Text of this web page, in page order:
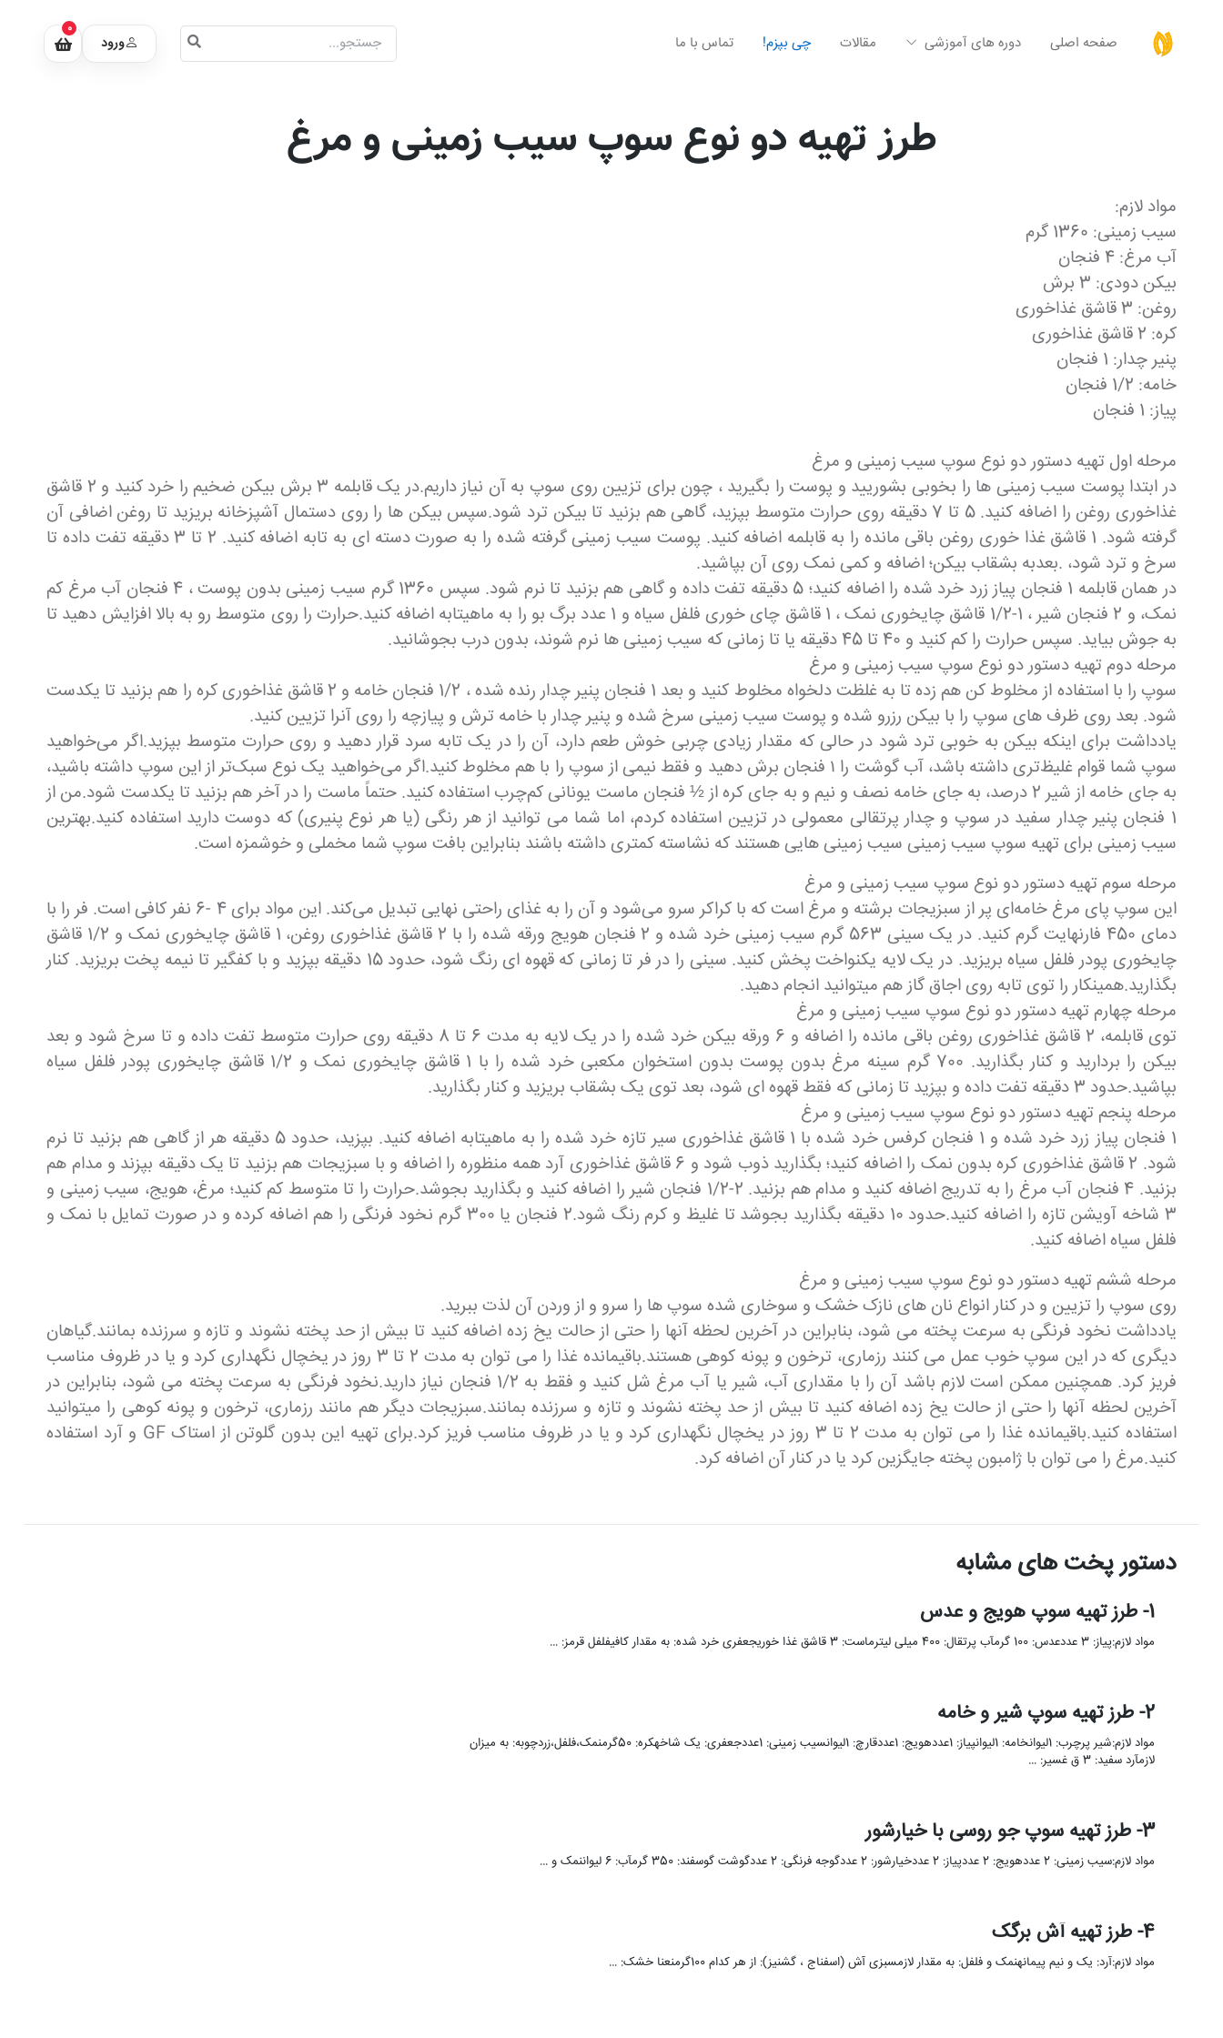
صفحه اصلی دوره های آموزشی مقالات چی بپزم! تماس با ما ورود
0
طرز تهیه دو نوع سوپ سیب زمینی و مرغ
مواد لازم:
سیب زمینی: 1360 گرم
آب مرغ: 4 فنجان
بیکن دودی: 3 برش
روغن: 3 قاشق غذاخوری
کره: 2 قاشق غذاخوری
پنیر چدار: 1 فنجان
خامه: 1/2 فنجان
پیاز: 1 فنجان
مرحله اول تهیه دستور دو نوع سوپ سیب زمینی و مرغ
در ابتدا پوست سیب زمینی ها را بخوبی بشوریید و پوست را بگیرید ، چون برای تزیین روی سوپ به آن نیاز داریم.در یک قابلمه 3 برش بیکن ضخیم را خرد کنید و 2 قاشق
غذاخوری روغن را اضافه کنید. 5 تا 7 دقیقه روی حرارت متوسط بپزید، گاهی هم بزنید تا بیکن ترد شود.سپس بیکن ها را روی دستمال آشپزخانه بریزید تا روغن اضافی آن
گرفته شود. 1 قاشق غذا خوری روغن باقی مانده را به قابلمه اضافه کنید. پوست سیب زمینی گرفته شده را به صورت دسته ای به تابه اضافه کنید. 2 تا 3 دقیقه تفت داده تا
سرخ و ترد شود، .بعدبه بشقاب بیکن؛ اضافه و کمی نمک روی آن بپاشید.
در همان قابلمه 1 فنجان پیاز زرد خرد شده را اضافه کنید؛ 5 دقیقه تفت داده و گاهی هم بزنید تا نرم شود. سپس 1360 گرم سیب زمینی بدون پوست ، 4 فنجان آب مرغ کم
نمک، و 2 فنجان شیر ، 1-1/2 قاشق چایخوری نمک ، 1 قاشق چای خوری فلفل سیاه و 1 عدد برگ بو را به ماهیتابه اضافه کنید.حرارت را روی متوسط رو به بالا افزایش دهید تا
به جوش بیاید. سپس حرارت را کم کنید و 40 تا 45 دقیقه یا تا زمانی که سیب زمینی ها نرم شوند، بدون درب بجوشانید.
مرحله دوم تهیه دستور دو نوع سوپ سیب زمینی و مرغ
سوپ را با استفاده از مخلوط کن هم زده تا به غلظت دلخواه مخلوط کنید و بعد 1 فنجان پنیر چدار رنده شده ، 1/2 فنجان خامه و 2 قاشق غذاخوری کره را هم بزنید تا یکدست
شود. بعد روی ظرف های سوپ را با بیکن رزرو شده و پوست سیب زمینی سرخ شده و پنیر چدار با خامه ترش و پیازچه را روی آنرا تزیین کنید.
یادداشت برای اینکه بیکن به خوبی ترد شود در حالی که مقدار زیادی چربی خوش طعم دارد، آن را در یک تابه سرد قرار دهید و روی حرارت متوسط بپزید.اگر می‌خواهید
سوپ شما قوام غلیظ‌تری داشته باشد، آب گوشت را ۱ فنجان برش دهید و فقط نیمی از سوپ را با هم مخلوط کنید.اگر می‌خواهید یک نوع سبک‌تر از این سوپ داشته باشید،
به جای خامه از شیر 2 درصد، به جای خامه نصف و نیم و به جای کره از ½ فنجان ماست یونانی کم‌چرب استفاده کنید. حتماً ماست را در آخر هم بزنید تا یکدست شود.من از
1 فنجان پنیر چدار سفید در سوپ و چدار پرتقالی معمولی در تزیین استفاده کردم، اما شما می توانید از هر رنگی (یا هر نوع پنیری) که دوست دارید استفاده کنید.بهترین
سیب زمینی برای تهیه سوپ سیب زمینی سیب زمینی هایی هستند که نشاسته کمتری داشته باشند بنابراین بافت سوپ شما مخملی و خوشمزه است.
مرحله سوم تهیه دستور دو نوع سوپ سیب زمینی و مرغ
این سوپ پای مرغ خامه‌ای پر از سبزیجات برشته و مرغ است که با کراکر سرو می‌شود و آن را به غذای راحتی نهایی تبدیل می‌کند. این مواد برای 4 -6 نفر کافی است. فر را با
دمای 450 فارنهایت گرم کنید. در یک سینی 563 گرم سیب زمینی خرد شده و 2 فنجان هویج ورقه شده را با 2 قاشق غذاخوری روغن، 1 قاشق چایخوری نمک و 1/2 قاشق
چایخوری پودر فلفل سیاه بریزید. در یک لایه یکنواخت پخش کنید. سینی را در فر تا زمانی که قهوه ای رنگ شود، حدود 15 دقیقه بپزید و با کفگیر تا نیمه پخت بریزید. کنار
بگذارید.همینکار را توی تابه روی اجاق گاز هم میتوانید انجام دهید.
مرحله چهارم تهیه دستور دو نوع سوپ سیب زمینی و مرغ
توی قابلمه، 2 قاشق غذاخوری روغن باقی مانده را اضافه و 6 ورقه بیکن خرد شده را در یک لایه به مدت 6 تا 8 دقیقه روی حرارت متوسط تفت داده و تا سرخ شود و بعد
بیکن را بردارید و کنار بگذارید. 700 گرم سینه مرغ بدون پوست بدون استخوان مکعبی خرد شده را با 1 قاشق چایخوری نمک و 1/2 قاشق چایخوری پودر فلفل سیاه
بپاشید.حدود 3 دقیقه تفت داده و بپزید تا زمانی که فقط قهوه ای شود، بعد توی یک بشقاب بریزید و کنار بگذارید.
مرحله پنجم تهیه دستور دو نوع سوپ سیب زمینی و مرغ
1 فنجان پیاز زرد خرد شده و 1 فنجان کرفس خرد شده با 1 قاشق غذاخوری سیر تازه خرد شده را به ماهیتابه اضافه کنید. بپزید، حدود 5 دقیقه هر از گاهی هم بزنید تا نرم
شود. 2 قاشق غذاخوری کره بدون نمک را اضافه کنید؛ بگذارید ذوب شود و 6 قاشق غذاخوری آرد همه منظوره را اضافه و با سبزیجات هم بزنید تا یک دقیقه بپزند و مدام هم
بزنید. 4 فنجان آب مرغ را به تدریج اضافه کنید و مدام هم بزنید. 2-1/2 فنجان شیر را اضافه کنید و بگذارید بجوشد.حرارت را تا متوسط کم کنید؛ مرغ، هویج، سیب زمینی و
3 شاخه آویشن تازه را اضافه کنید.حدود 10 دقیقه بگذارید بجوشد تا غلیظ و کرم رنگ شود.2 فنجان یا 300 گرم نخود فرنگی را هم اضافه کرده و در صورت تمایل با نمک و
فلفل سیاه اضافه کنید.
مرحله ششم تهیه دستور دو نوع سوپ سیب زمینی و مرغ
روی سوپ را تزیین و در کنار انواع نان های نازک خشک و سوخاری شده سوپ ها را سرو و از وردن آن لذت ببرید.
یادداشت نخود فرنگی به سرعت پخته می شود، بنابراین در آخرین لحظه آنها را حتی از حالت یخ زده اضافه کنید تا بیش از حد پخته نشوند و تازه و سرزنده بمانند.گیاهان
دیگری که در این سوپ خوب عمل می کنند رزماری، ترخون و پونه کوهی هستند.باقیمانده غذا را می توان به مدت 2 تا 3 روز در یخچال نگهداری کرد و یا در ظروف مناسب
فریز کرد. همچنین ممکن است لازم باشد آن را با مقداری آب، شیر یا آب مرغ شل کنید و فقط به 1/2 فنجان نیاز دارید.نخود فرنگی به سرعت پخته می شود، بنابراین در
آخرین لحظه آنها را حتی از حالت یخ زده اضافه کنید تا بیش از حد پخته نشوند و تازه و سرزنده بمانند.سبزیجات دیگر هم مانند رزماری، ترخون و پونه کوهی را میتوانید
استفاده کنید.باقیمانده غذا را می توان به مدت 2 تا 3 روز در یخچال نگهداری کرد و یا در ظروف مناسب فریز کرد.برای تهیه این بدون گلوتن از استاک GF و آرد استفاده
کنید.مرغ را می توان با ژامبون پخته جایگزین کرد یا در کنار آن اضافه کرد.
دستور پخت های مشابه
1- طرز تهیه سوپ هویج و عدس
مواد لازم:پیاز: 3 عددعدس: 100 گرمآب پرتقال: 400 میلی لیترماست: 3 قاشق غذا خوریجعفری خرد شده: به مقدار کافیفلفل قرمز: …
2- طرز تهیه سوپ شیر و خامه
مواد لازم:شیر پرچرب: 1لیوانخامه: 1لیوانپیاز: 1عددهویج: 1عددقارچ: 1لیوانسیب زمینی: 1عددجعفری: یک شاخهکره: 50گرمنمک،فلفل،زردچوبه: به میزان
لازمآرد سفید: 3 ق غسیر: …
3- طرز تهیه سوپ جو روسی با خیارشور
مواد لازم:سیب زمینی: 2 عددهویج: 2 عددپیاز: 2 عددخیارشور: 2 عددگوجه فرنگی: 2 عددگوشت گوسفند: 350 گرمآب: 6 لیواننمک و …
4- طرز تهیه آش برگک
مواد لازم:آرد: یک و نیم پیمانهنمک و فلفل: به مقدار لازمسبزی آش (اسفناج ، گشنیز): از هر کدام 100گرمنعنا خشک: …